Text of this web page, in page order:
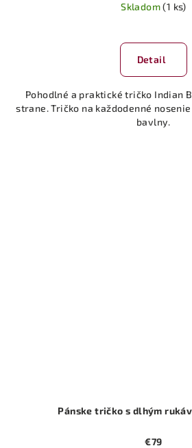
Skladom(1 ks)
Detail
Pohodlné a praktické tričko Indian
strane. Tričko na každodenné
bavlny.
Pánske tričko s dlhým
€79